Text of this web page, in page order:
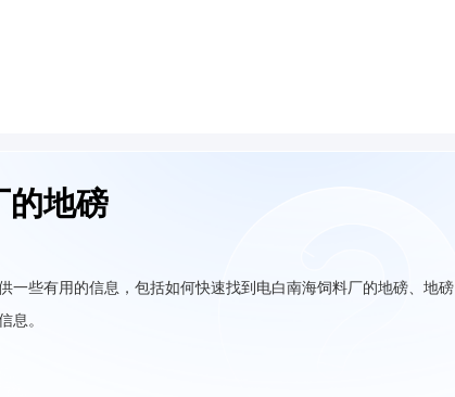
的地磅
一些有用的信息，包括如何快速找到电白南海饲料厂的地磅、地磅
息。